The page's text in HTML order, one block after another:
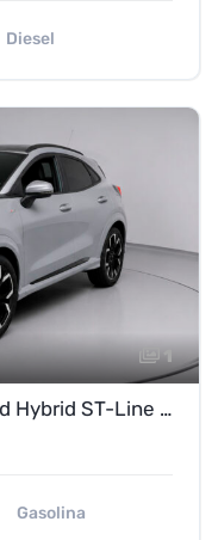
Diesel
1
FORD Puma 1.0 EcoBoost Mild Hybrid ST-Line X de ocasión – Próximamente en exposición
Gasolina